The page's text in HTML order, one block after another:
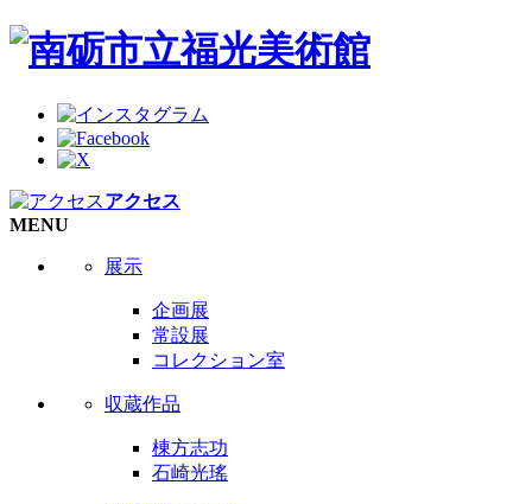
アクセス
MENU
展示
企画展
常設展
コレクション室
収蔵作品
棟方志功
石崎光瑤